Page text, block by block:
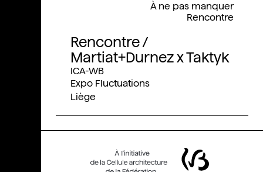
Rencontre /
Martiat+Durnez x Taktyk
À ne pas manquer
Rencontre
ICA-WB
Expo Fluctuations
Liège